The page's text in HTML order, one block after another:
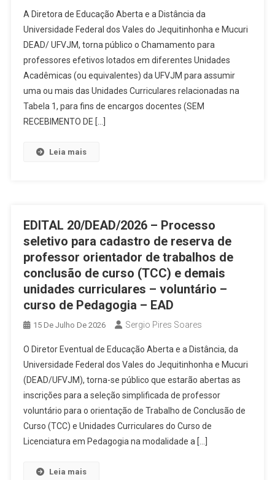
A Diretora de Educação Aberta e a Distância da
Universidade Federal dos Vales do Jequitinhonha e Mucuri
DEAD/ UFVJM, torna público o Chamamento para
professores efetivos lotados em diferentes Unidades
Acadêmicas (ou equivalentes) da UFVJM para assumir
uma ou mais das Unidades Curriculares relacionadas na
Tabela 1, para fins de encargos docentes (SEM
RECEBIMENTO DE […]
Leia mais
EDITAL 20/DEAD/2026 – Processo
seletivo para cadastro de reserva de
professor orientador de trabalhos de
conclusão de curso (TCC) e demais
unidades curriculares – voluntário –
curso de Pedagogia – EAD
15 De Julho De 2026 Sergio Pires Soares
O Diretor Eventual de Educação Aberta e a Distância, da
Universidade Federal dos Vales do Jequitinhonha e Mucuri
(DEAD/UFVJM), torna-se público que estarão abertas as
inscrições para a seleção simplificada de professor
voluntário para o orientação de Trabalho de Conclusão de
Curso (TCC) e Unidades Curriculares do Curso de
Licenciatura em Pedagogia na modalidade a […]
Leia mais